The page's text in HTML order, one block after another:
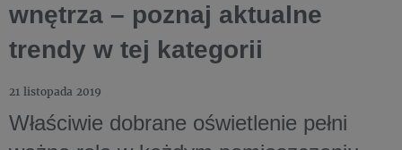
wnętrza – poznaj aktualne
trendy w tej kategorii
21 listopada 2019
Właściwie dobrane oświetlenie pełni